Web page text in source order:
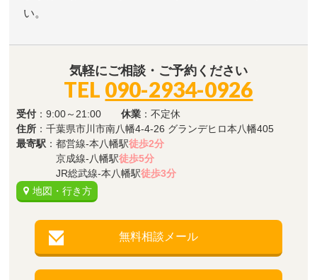
い。
気軽にご相談・ご予約ください
TEL 090-2934-0926
受付 ：9:00～21:00休業 ：不定休
住所 ：千葉県市川市南八幡4-4-26 グランデヒロ本八幡405
最寄駅 ：都営線-本八幡駅徒歩2分
京成線-八幡駅徒歩5分
JR総武線-本八幡駅徒歩3分
地図・行き方
無料相談メール